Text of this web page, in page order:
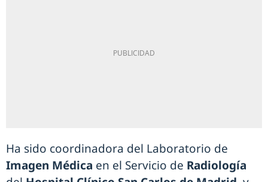
Ha sido coordinadora del Laboratorio de
Imagen Médica en el Servicio de Radiología